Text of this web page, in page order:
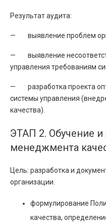
Результат аудита:
— выявление проблем
— выявление
управления требованиям
— разработка проекта
системы управления
качества).
ЭТАП 2. Обучение и
менеджмента
Цель: разработка и
организации.
формулирование
качества,